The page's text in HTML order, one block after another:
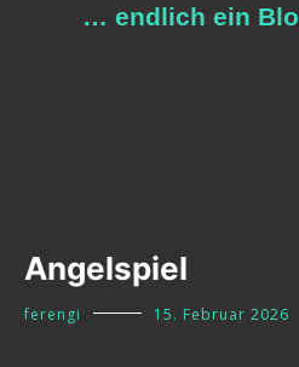
… endlich ein
Angelspiel
ferengi 15. Februar 2026